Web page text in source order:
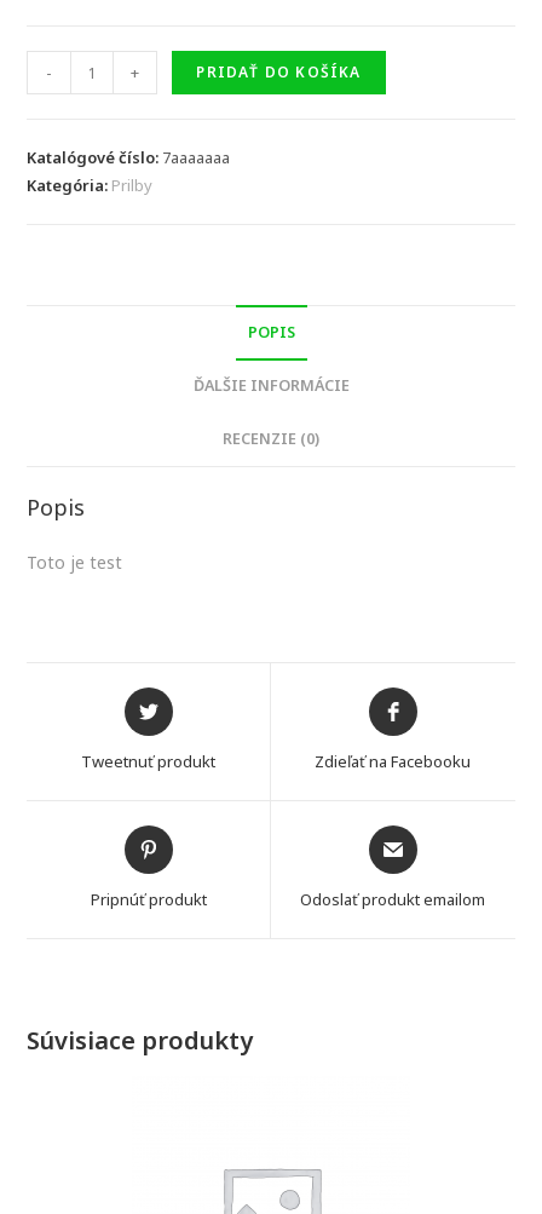
-
množstvo
TEST
F
Žltá
+ PRIDAŤ DO KOŠÍKA
Katalógové číslo: 7aaaaaaa
Kategória: Prilby
POPIS
ĎALŠIE INFORMÁCIE
RECENZIE (0)
Popis
Toto je test
Opens
in
new
Tweetnuť produkt
Opens
in
new
Zdieľať na Facebooku
Opens
in
new
Pripnúť produkt
Opens
in
new
Odoslať produkt emailom
Súvisiace produkty